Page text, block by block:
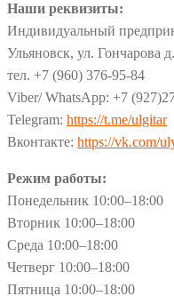
Наши реквизиты:
Индивидуальный
Ульяновск, ул. Гончарова
тел. +7 (960) 376-95-84
Viber/ WhatsApp: +7
Telegram: https://t.me/ulgitar
Вконтакте: https://vk.com/
Режим работы:
Понедельник 10:00–18:00
Вторник 10:00–18:00
Среда 10:00–18:00
Четверг 10:00–18:00
Пятница 10:00–18:00